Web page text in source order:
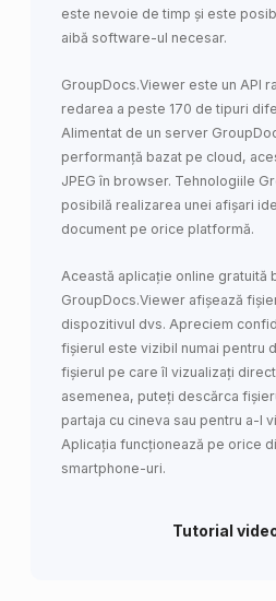
este nevoie de timp și este
aibă software-ul necesar.
GroupDocs.Viewer este un API
redarea a peste 170 de tipuri
Alimentat de un server
performanță bazat pe cloud,
JPEG în browser. Tehnologiile
posibilă realizarea unei afișari
document pe orice platformă.
Această aplicație online gratuită
GroupDocs.Viewer afișează
dispozitivul dvs. Apreciem
fișierul este vizibil numai pentru
fișierul pe care îl vizualizați
asemenea, puteți descărca
partaja cu cineva sau pentru a-l
Aplicația funcționează pe orice
smartphone-uri.
Tutorial